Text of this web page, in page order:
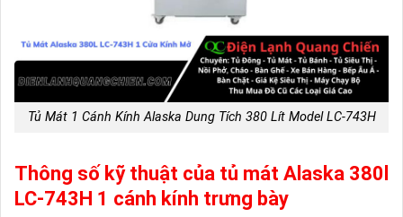
Tủ Mát 1 Cánh Kính Alaska Dung Tích 380 Lít Model LC-743H
Thông số kỹ thuật của tủ mát Alaska 380l
LC-743H 1 cánh kính trưng bày